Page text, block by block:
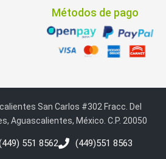
Métodos de pago
San Carlos #302 Fracc. Del
Aguascalientes, México. C.P. 20050
551 8562
(449)551 8563